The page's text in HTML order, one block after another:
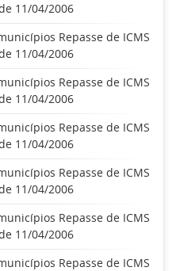
11/04/2006
Repasse de ICMS
11/04/2006
Repasse de ICMS
11/04/2006
Repasse de ICMS
11/04/2006
Repasse de ICMS
11/04/2006
Repasse de ICMS
11/04/2006
Repasse de ICMS